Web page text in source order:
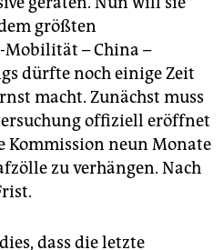
größten
Mobilität – China –
dürfte noch einige Zeit
macht. Zunächst muss
offiziell eröffnet
Kommission neun Monate
zu verhängen. Nach
dass die letzte